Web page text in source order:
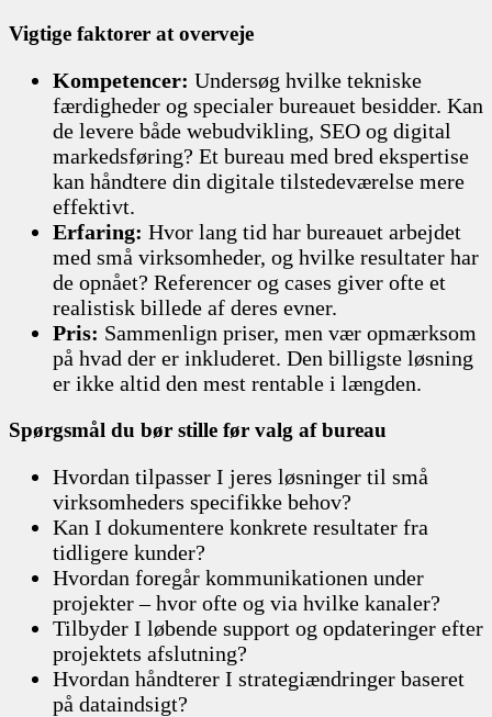
Vigtige faktorer at overveje
Kompetencer: Undersøg hvilke tekniske
færdigheder og specialer bureauet besidder. Kan
de levere både webudvikling, SEO og digital
markedsføring? Et bureau med bred ekspertise
kan håndtere din digitale tilstedeværelse mere
effektivt.
Erfaring: Hvor lang tid har bureauet arbejdet
med små virksomheder, og hvilke resultater har
de opnået? Referencer og cases giver ofte et
realistisk billede af deres evner.
Pris: Sammenlign priser, men vær opmærksom
på hvad der er inkluderet. Den billigste løsning
er ikke altid den mest rentable i længden.
Spørgsmål du bør stille før valg af bureau
Hvordan tilpasser I jeres løsninger til små
virksomheders specifikke behov?
Kan I dokumentere konkrete resultater fra
tidligere kunder?
Hvordan foregår kommunikationen under
projekter – hvor ofte og via hvilke kanaler?
Tilbyder I løbende support og opdateringer efter
projektets afslutning?
Hvordan håndterer I strategiændringer baseret
på dataindsigt?